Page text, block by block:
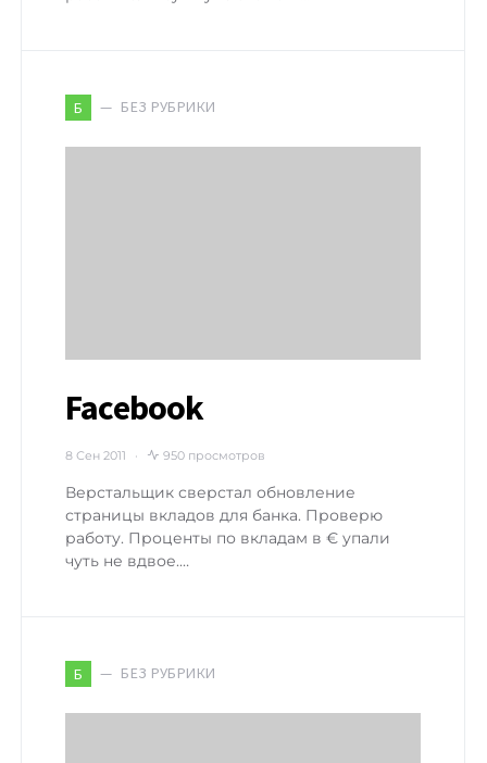
Б БЕЗ РУБРИКИ
Facebook
8 Сен 2011 950 просмотров
Верстальщик сверстал обновление
страницы вкладов для банка. Проверю
работу. Проценты по вкладам в € упали
чуть не вдвое.…
Б БЕЗ РУБРИКИ